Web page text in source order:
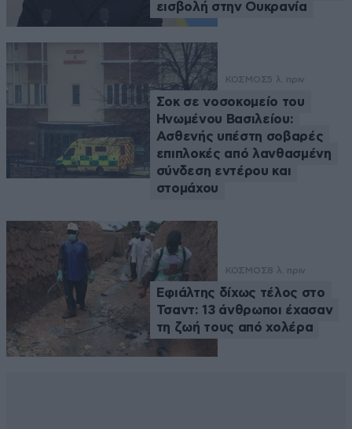
εισβολή στην Ουκρανία
ΚΟΣΜΟΣ5 λ. πριν
Σοκ σε νοσοκομείο του
Ηνωμένου Βασιλείου:
Ασθενής υπέστη σοβαρές
επιπλοκές από λανθασμένη
σύνδεση εντέρου και
στομάχου
ΚΟΣΜΟΣ8 λ. πριν
Εφιάλτης δίχως τέλος στο
Τσαντ: 13 άνθρωποι έχασαν
τη ζωή τους από χολέρα